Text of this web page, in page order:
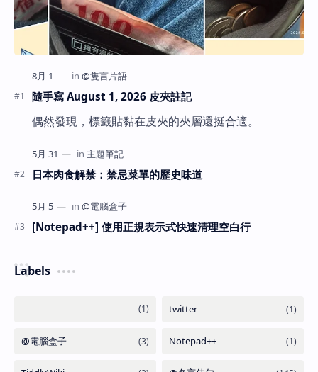
隨手寫 August 1, 2026 皮夾註記
偶然發現，標籤貼黏在皮夾的夾層還挺合適。
日本肉食解禁：禁忌菜單的歷史味道
[Notepad++] 使用正規表示式快速清理空白行
Labels